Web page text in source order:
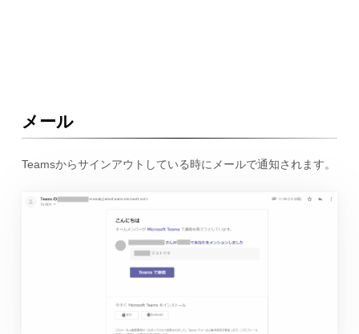
メール
Teamsからサインアウトしている時にメールで通知されます。